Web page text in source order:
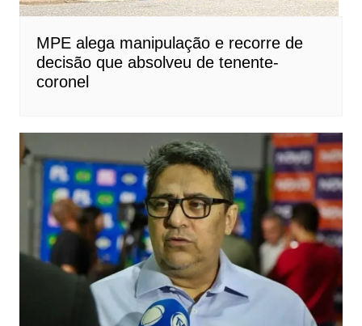
MPE alega manipulação e recorre de
decisão que absolveu de tenente-
coronel